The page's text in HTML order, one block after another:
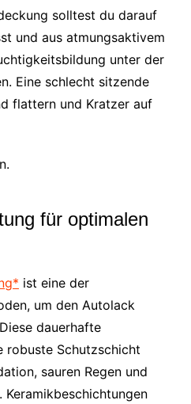
solltest du darauf
und aus atmungsaktivem
unter der
Eine schlecht sitzende
flattern und Kratzer auf
für optimalen
ist eine der
um den Autolack
dauerhafte
robuste Schutzschicht
sauren Regen und